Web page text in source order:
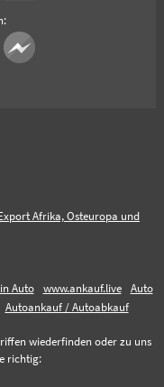
Afrika, Osteuropa und
Auto www.ankauf.live
Auto
Autoankauf / Autoabkauf
wiederfinden oder zu uns
richtig: